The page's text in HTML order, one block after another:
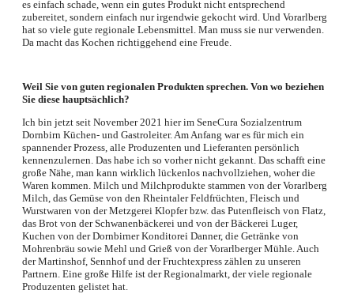
es einfach schade, wenn ein gutes Produkt nicht entsprechend
zubereitet, sondern einfach nur irgendwie gekocht wird. Und Vorarlberg
hat so viele gute regionale Lebensmittel. Man muss sie nur verwenden.
Da macht das Kochen richtiggehend eine Freude.
Weil Sie von guten regionalen Produkten sprechen. Von wo beziehen
Sie diese hauptsächlich?
Ich bin jetzt seit November 2021 hier im SeneCura Sozialzentrum
Dornbirn Küchen- und Gastroleiter. Am Anfang war es für mich ein
spannender Prozess, alle Produzenten und Lieferanten persönlich
kennenzulernen. Das habe ich so vorher nicht gekannt. Das schafft eine
große Nähe, man kann wirklich lückenlos nachvollziehen, woher die
Waren kommen. Milch und Milchprodukte stammen von der Vorarlberg
Milch, das Gemüse von den Rheintaler Feldfrüchten, Fleisch und
Wurstwaren von der Metzgerei Klopfer bzw. das Putenfleisch von Flatz,
das Brot von der Schwanenbäckerei und von der Bäckerei Luger,
Kuchen von der Dornbirner Konditorei Danner, die Getränke von
Mohrenbräu sowie Mehl und Grieß von der Vorarlberger Mühle. Auch
der Martinshof, Sennhof und der Fruchtexpress zählen zu unseren
Partnern. Eine große Hilfe ist der Regionalmarkt, der viele regionale
Produzenten gelistet hat.